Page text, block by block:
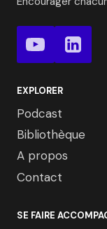
EXPLORER
Podcast
Bibliothèque
A propos
Contact
SE FAIRE